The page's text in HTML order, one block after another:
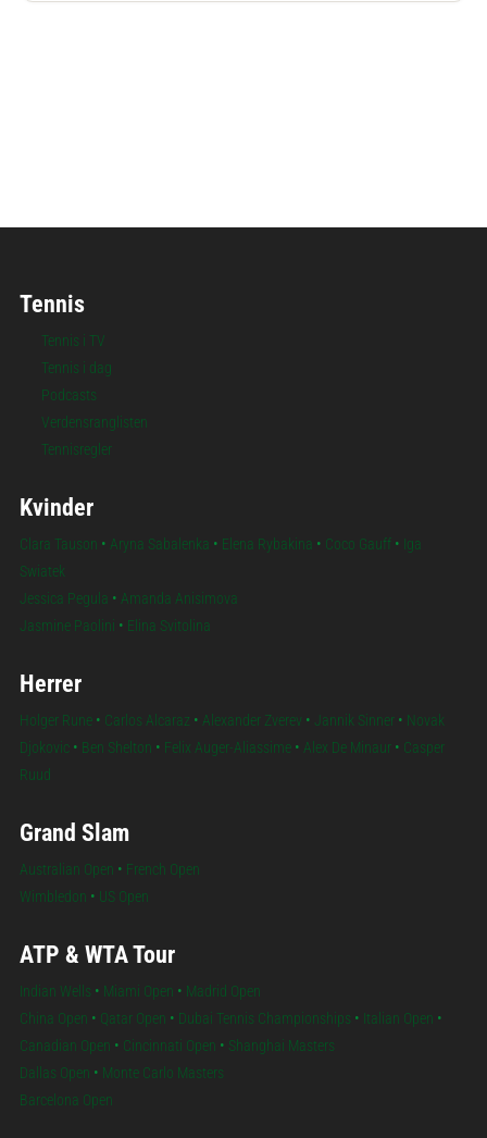
Tennis
Tennis i TV
Tennis i dag
Podcasts
Verdensranglisten
Tennisregler
Kvinder
Clara Tauson • Aryna Sabalenka • Elena Rybakina • Coco Gauff• Iga
Swiatek
Jessica Pegula • Amanda Anisimova
Jasmine Paolini • Elina Svitolina
Herrer
Holger Rune• Carlos Alcaraz • Alexander Zverev • Jannik Sinner• Novak
Djokovic• Ben Shelton • Felix Auger-Aliassime• Alex De Minaur• Casper
Ruud
Grand Slam
Australian Open • French Open
Wimbledon • US Open
ATP & WTA Tour
Indian Wells • Miami Open • Madrid Open
China Open • Qatar Open • Dubai Tennis Championships • Italian Open •
Canadian Open • Cincinnati Open • Shanghai Masters
Dallas Open • Monte Carlo Masters
Barcelona Open